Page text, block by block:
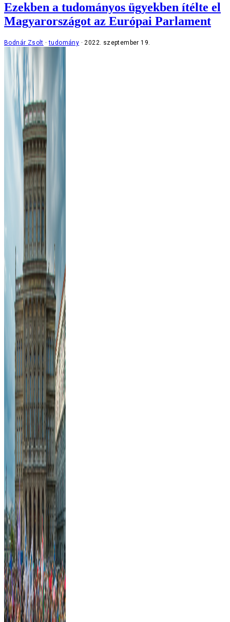
Ezekben a tudományos ügyekben ítélte el
Magyarországot az Európai Parlament
Bodnár Zsolt tudomány 2022. szeptember 19.